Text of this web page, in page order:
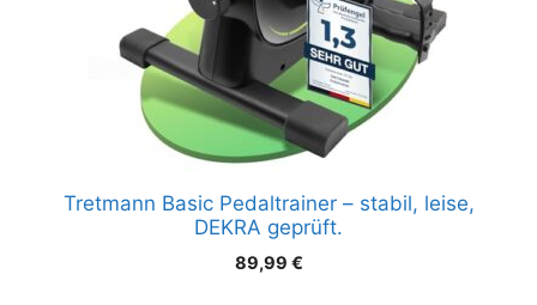
Tretmann Basic Pedaltrainer – stabil, leise,
DEKRA geprüft.
89,99 €